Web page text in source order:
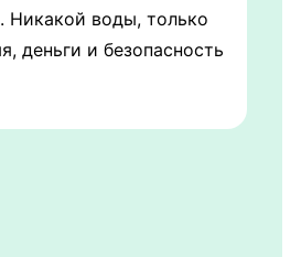
Никакой воды, только
деньги и безопасность